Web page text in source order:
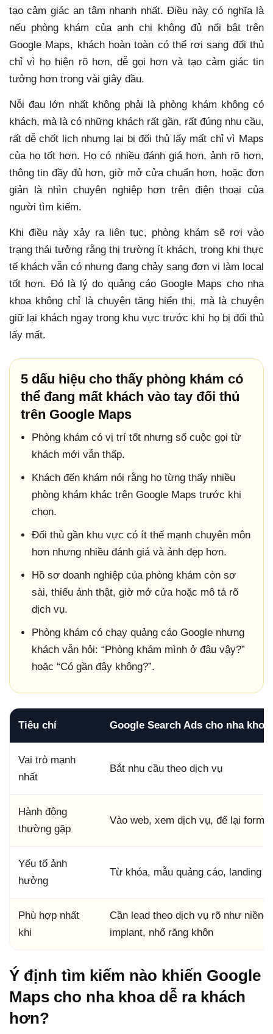
tạo cảm giác an tâm nhanh nhất. Điều này có nghĩa là
nếu phòng khám của anh chị không đủ nổi bật trên
Google Maps, khách hoàn toàn có thể rơi sang đối thủ
chỉ vì họ hiện rõ hơn, dễ gọi hơn và tạo cảm giác tin
tưởng hơn trong vài giây đầu.
Nỗi đau lớn nhất không phải là phòng khám không có
khách, mà là có những khách rất gần, rất đúng nhu cầu,
rất dễ chốt lịch nhưng lại bị đối thủ lấy mất chỉ vì Maps
của họ tốt hơn. Họ có nhiều đánh giá hơn, ảnh rõ hơn,
thông tin đầy đủ hơn, giờ mở cửa chuẩn hơn, hoặc đơn
giản là nhìn chuyên nghiệp hơn trên điện thoại của
người tìm kiếm.
Khi điều này xảy ra liên tục, phòng khám sẽ rơi vào
trạng thái tưởng rằng thị trường ít khách, trong khi thực
tế khách vẫn có nhưng đang chảy sang đơn vị làm local
tốt hơn. Đó là lý do quảng cáo Google Maps cho nha
khoa không chỉ là chuyện tăng hiển thị, mà là chuyện
giữ lại khách ngay trong khu vực trước khi họ bị đối thủ
lấy mất.
5 dấu hiệu cho thấy phòng khám có
thể đang mất khách vào tay đối thủ
trên Google Maps
Phòng khám có vị trí tốt nhưng số cuộc gọi từ
khách mới vẫn thấp.
Khách đến khám nói rằng họ từng thấy nhiều
phòng khám khác trên Google Maps trước khi
chọn.
Đối thủ gần khu vực có ít thế mạnh chuyên môn
hơn nhưng nhiều đánh giá và ảnh đẹp hơn.
Hồ sơ doanh nghiệp của phòng khám còn sơ
sài, thiếu ảnh thật, giờ mở cửa hoặc mô tả rõ
dịch vụ.
Phòng khám có chạy quảng cáo Google nhưng
khách vẫn hỏi: “Phòng khám mình ở đâu vậy?”
hoặc “Có gần đây không?”.
Tiêu chí Google Search Ads cho nha khoa
Vai trò mạnh
nhất
Bắt nhu cầu theo dịch vụ
Hành động
thường gặp
Vào web, xem dịch vụ, để lại form,
Yếu tố ảnh
hưởng
Từ khóa, mẫu quảng cáo, landing
Phù hợp nhất
khi
Cần lead theo dịch vụ rõ như niềng,
implant, nhổ răng khôn
Ý định tìm kiếm nào khiến Google
Maps cho nha khoa dễ ra khách
hơn?